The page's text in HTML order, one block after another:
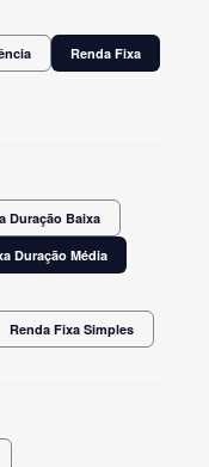
Renda Fixa
Duração Baixa
Duração Média
Renda Fixa Simples